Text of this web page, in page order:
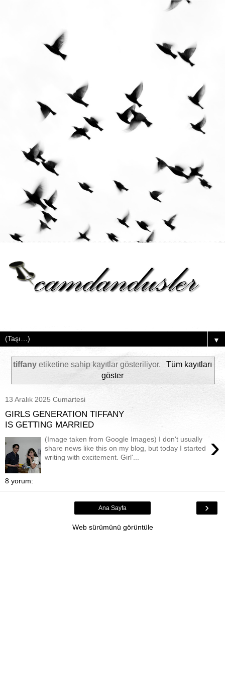
▼
tiffany etiketine sahip kayıtlar gösteriliyor.
Tüm kayıtları
göster
13 Aralık 2025 Cumartesi
GIRLS GENERATION TIFFANY
IS GETTING MARRIED
›
(Image taken from Google Images) I don't usually
share news like this on my blog, but today I started
writing with excitement. Girl'...
8 yorum:
›
Ana Sayfa
Web sürümünü görüntüle